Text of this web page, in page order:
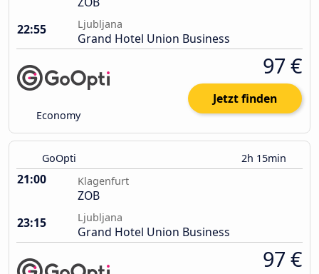
22:55
Ljubljana
Grand Hotel Union Business
Economy
97 €
Jetzt finden
GoOpti 2h 15min
21:00 Klagenfurt
ZOB
23:15
Ljubljana
Grand Hotel Union Business
97 €